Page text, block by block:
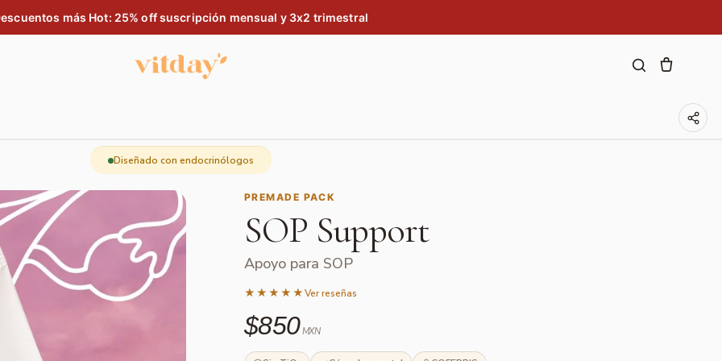
más Hot: 25% off suscripción mensual y 3x2 trimestral
Diseñado con endocrinólogos
PREMADE PACK
SOP Support
Apoyo para SOP
★★★★★Ver reseñas
$850MXN